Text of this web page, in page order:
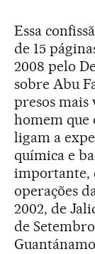
Essa
de 15
2008 pelo
sobre Abu
presos mais
homem que
ligam a
química e
importante,
operações
2002, de
de